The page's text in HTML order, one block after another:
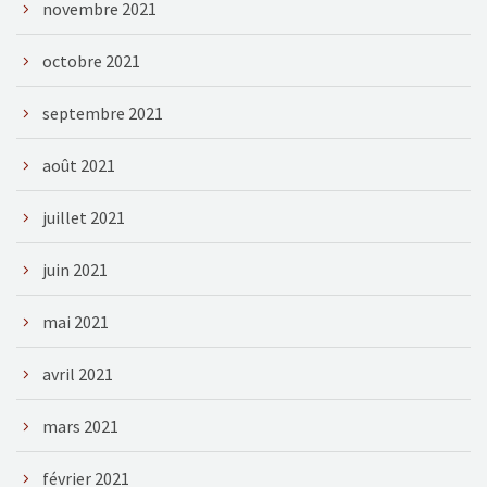
novembre 2021
octobre 2021
septembre 2021
août 2021
juillet 2021
juin 2021
mai 2021
avril 2021
mars 2021
février 2021